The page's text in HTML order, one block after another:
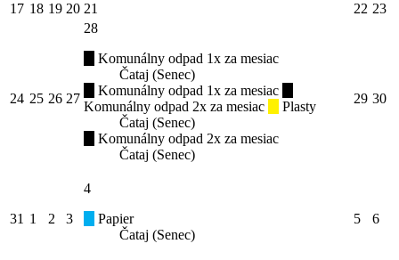
17 18 19 20 21 22 23
24 25 26 27
28
Komunálny odpad 1x za mesiac
Čataj (Senec)
Komunálny odpad 1x za mesiac
Komunálny odpad 2x za mesiac
Plasty
Čataj (Senec)
Komunálny odpad 2x za mesiac
Čataj (Senec)
29 30
31 1 2 3
4
Papier
Čataj (Senec)
5 6